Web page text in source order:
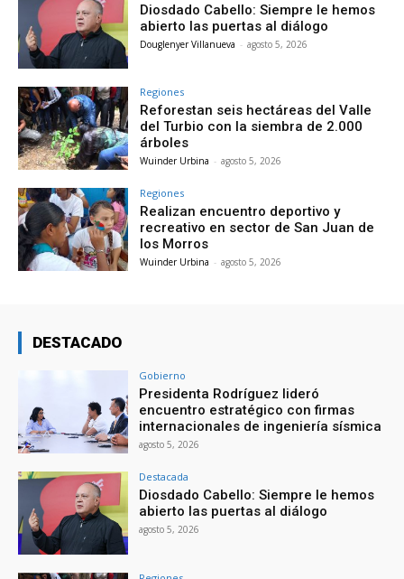
Diosdado Cabello: Siempre le hemos
abierto las puertas al diálogo
Douglenyer Villanueva - agosto 5, 2026
Regiones
Reforestan seis hectáreas del Valle
del Turbio con la siembra de 2.000
árboles
Wuinder Urbina - agosto 5, 2026
Regiones
Realizan encuentro deportivo y
recreativo en sector de San Juan de
los Morros
Wuinder Urbina - agosto 5, 2026
DESTACADO
Gobierno
Presidenta Rodríguez lideró
encuentro estratégico con firmas
internacionales de ingeniería sísmica
agosto 5, 2026
Destacada
Diosdado Cabello: Siempre le hemos
abierto las puertas al diálogo
agosto 5, 2026